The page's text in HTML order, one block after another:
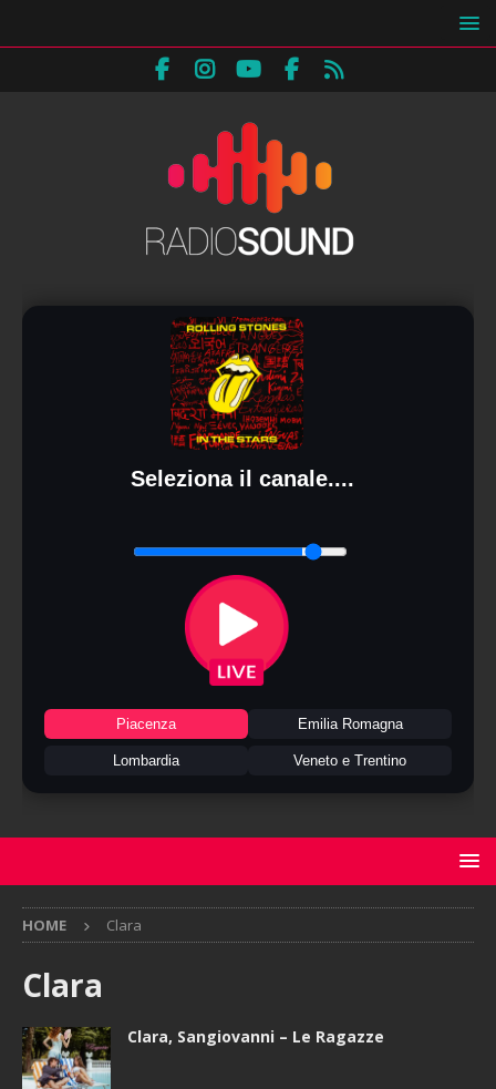
Seleziona il canale....
Piacenza Emilia Romagna
Lombardia Veneto e Trentino
HOME Clara
Clara
Clara, Sangiovanni – Le Ragazze